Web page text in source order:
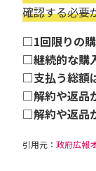
確認する必要
□1回限りの
□継続的な購
□支払う総額
□解約や返品
□解約や返品
引用元： 政府広報